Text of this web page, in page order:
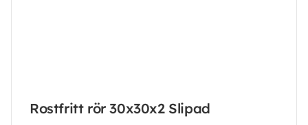
Rostfritt rör 30x30x2 Slipad